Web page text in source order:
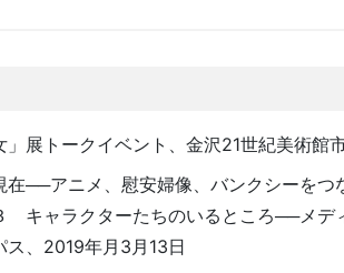
展トークイベント、金沢21世紀美術館
──アニメ、慰安婦像、バンクシーをつ
ャラクターたちのいるところ──メデ
、2019年月3月13日